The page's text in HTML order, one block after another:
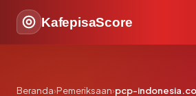
KafepisaScore
Beranda›Pemeriksaan›pcp-